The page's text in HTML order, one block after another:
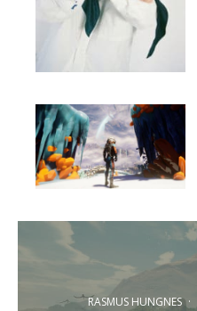
RASMUS HUNGNES ·